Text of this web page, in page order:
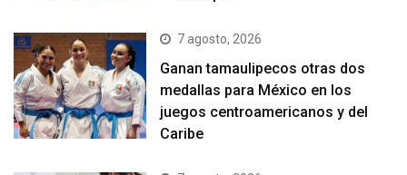
7 agosto, 2026
Ganan tamaulipecos otras dos
medallas para México en los
juegos centroamericanos y del
Caribe